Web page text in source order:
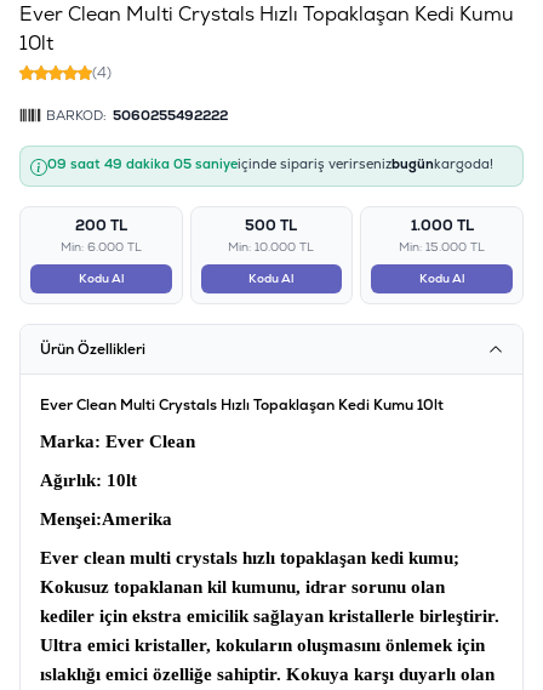
Ever Clean Multi Crystals Hızlı Topaklaşan Kedi Kumu
10lt
(4)
BARKOD: 5060255492222
09 saat 49 dakika 05 saniyeiçinde sipariş verirsenizbugünkargoda!
200 TL
Min: 6.000 TL
Kodu Al
500 TL
Min: 10.000 TL
Kodu Al
1.000 TL
Min: 15.000 TL
Kodu Al
Ürün Özellikleri
Ever Clean Multi Crystals Hızlı Topaklaşan Kedi Kumu 10lt
Marka: Ever Clean
Ağırlık: 10lt
Menşei:Amerika
Ever clean multi crystals hızlı topaklaşan kedi kumu;
Kokusuz topaklanan kil kumunu, idrar sorunu olan
kediler için ekstra emicilik sağlayan kristallerle birleştirir.
Ultra emici kristaller, kokuların oluşmasını önlemek için
ıslaklığı emici özelliğe sahiptir. Kokuya karşı duyarlı olan